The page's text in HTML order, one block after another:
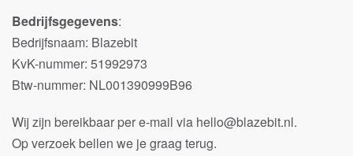
Bedrijfsgegevens:
Bedrijfsnaam: Blazebit
KvK-nummer: 51992973
Btw-nummer: NL001390999B96
Wij zijn bereikbaar per e-mail via hello@blazebit.nl.
Op verzoek bellen we je graag terug.